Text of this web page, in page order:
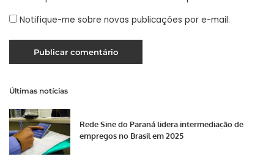
Notifique-me sobre novas publicações por e-mail.
Últimas notícias
Rede Sine do Paraná lidera intermediação de
empregos no Brasil em 2025